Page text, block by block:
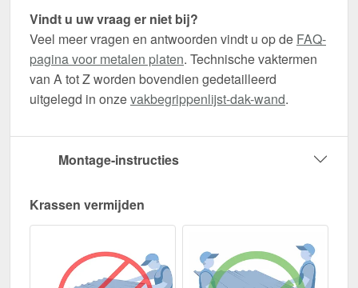
Vindt u uw vraag er niet bij?
Veel meer vragen en antwoorden vindt u op de FAQ-
pagina voor metalen platen. Technische vaktermen
van A tot Z worden bovendien gedetailleerd
uitgelegd in onzevakbegrippenlijst-dak-wand.
Montage-instructies
Krassen vermijden